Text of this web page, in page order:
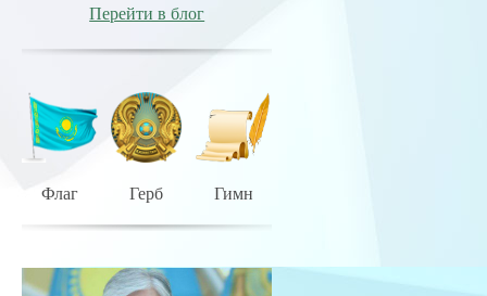
Перейти в блог
Флаг Герб Гимн